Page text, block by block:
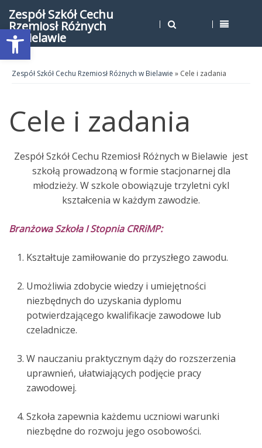
Open toolbar
Zespół Szkół Cechu
Rzemiosł Różnych
w Bielawie
Zespół Szkół Cechu Rzemiosł Różnych w Bielawie » Cele i zadania
Cele i zadania
Zespół Szkół Cechu Rzemiosł Różnych w Bielawie jest
szkołą prowadzoną w formie stacjonarnej dla
młodzieży. W szkole obowiązuje trzyletni cykl
kształcenia w każdym zawodzie.
Branżowa Szkoła I Stopnia CRRiMP:
Kształtuje zamiłowanie do przyszłego zawodu.
Umożliwia zdobycie wiedzy i umiejętności
niezbędnych do uzyskania dyplomu
potwierdzającego kwalifikacje zawodowe lub
czeladnicze.
W nauczaniu praktycznym dąży do rozszerzenia
uprawnień, ułatwiających podjęcie pracy
zawodowej.
Szkoła zapewnia każdemu uczniowi warunki
niezbędne do rozwoju jego osobowości.